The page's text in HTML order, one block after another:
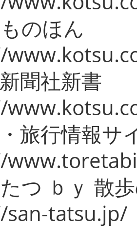
のほん
聞社新書
旅行情報サ
つ ｂｙ 散
tatsu.jp/